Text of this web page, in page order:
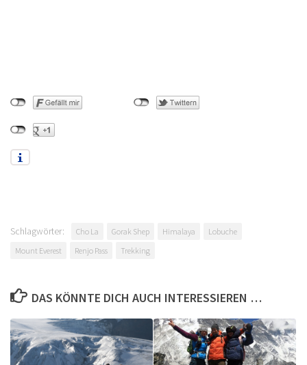
Schlagwörter: Cho La Gorak Shep Himalaya
Lobuche
Mount Everest
Renjo Pass Trekking
DAS KÖNNTE DICH AUCH INTERESSIEREN …